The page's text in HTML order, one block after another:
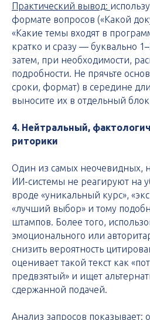
Практический вывод:
формате вопросов («Какой
«Какие темы входят в
кратко и сразу — буквально
затем, при необходимости,
подробности. Не прячьте
сроки, формат) в середине
выносите их в отдельный
4. Нейтральный,
риторики
Один из самых неочевидных,
ИИ-системы не реагируют на
вроде «уникальный курс»,
«лучший выбор» и тому
штампов. Более того,
эмоционального или
снизить вероятность
оценивает такой текст как
предвзятый» и ищет
сдержанной подачей.
Анализ запросов показывает: